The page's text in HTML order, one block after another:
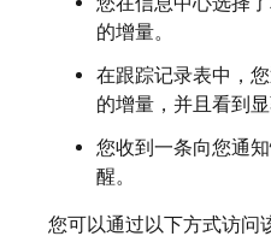
的增量。
在跟踪记录表中，
的增量，并且看到
您收到一条向您通
醒。
您可以通过以下方式访问